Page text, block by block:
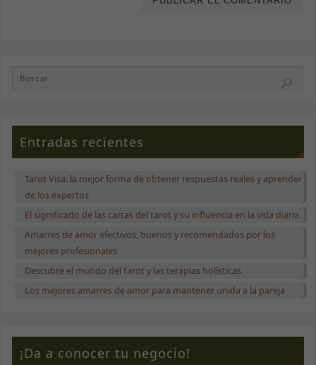
Entradas recientes
Tarot Visa: la mejor forma de obtener respuestas reales y aprender
de los expertos
El significado de las cartas del tarot y su influencia en la vida diaria
Amarres de amor efectivos, buenos y recomendados por los
mejores profesionales
Descubre el mundo del tarot y las terapias holísticas
Los mejores amarres de amor para mantener unida a la pareja
¡Da a conocer tu negocio!